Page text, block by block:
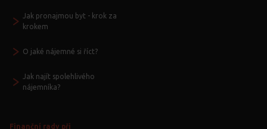
Jak pronajmou byt - krok za
krokem
O jaké nájemné si říct?
Jak najít spolehlivého
nájemníka?
Finanční rady při